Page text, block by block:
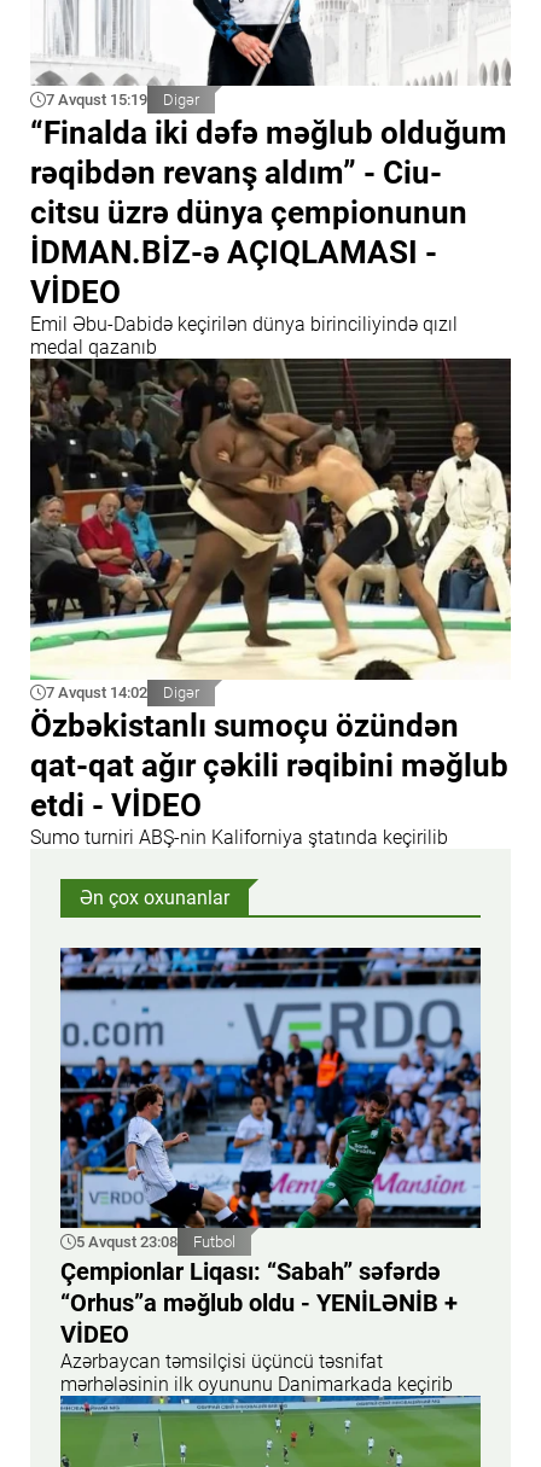
7 Avqust 15:19 Digər
“Finalda iki dəfə məğlub olduğum
rəqibdən revanş aldım” - Ciu-
citsu üzrə dünya çempionunun
İDMAN.BİZ-ə AÇIQLAMASI -
VİDEO
Emil Əbu-Dabidə keçirilən dünya birinciliyində qızıl
medal qazanıb
7 Avqust 14:02 Digər
Özbəkistanlı sumoçu özündən
qat-qat ağır çəkili rəqibini məğlub
etdi - VİDEO
Sumo turniri ABŞ-nin Kaliforniya ştatında keçirilib
Ən çox oxunanlar
5 Avqust 23:08 Futbol
Çempionlar Liqası: “Sabah” səfərdə
“Orhus”a məğlub oldu - YENİLƏNİB +
VİDEO
Azərbaycan təmsilçisi üçüncü təsnifat
mərhələsinin ilk oyununu Danimarkada keçirib